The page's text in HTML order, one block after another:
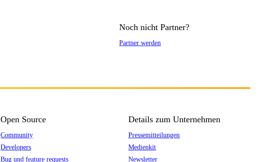
Noch nicht Partner?
Partner werden
Open Source
Community
Developers
Bug und feature requests
Details zum Unternehmen
Pressemitteilungen
Medienkit
Newsletter